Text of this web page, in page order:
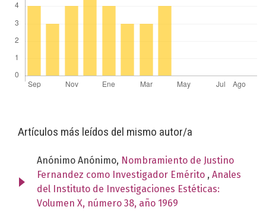
Artículos más leídos del mismo autor/a
Anónimo Anónimo, Nombramiento de Justino
Fernandez como Investigador Emérito , Anales
del Instituto de Investigaciones Estéticas:
Volumen X, número 38, año 1969